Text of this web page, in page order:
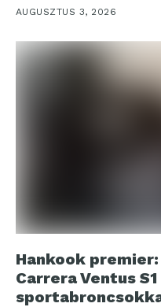
AUGUSZTUS 3, 2026
Hankook premier:
Carrera Ventus S1